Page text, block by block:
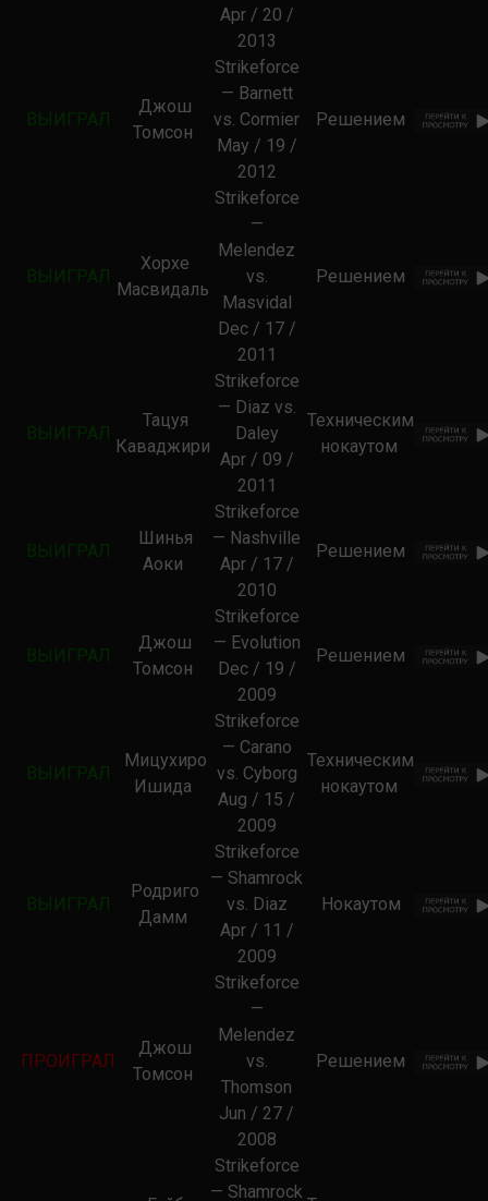
Apr / 20 /
2013
ВЫИГРАЛ
Джош
Томсон
Strikeforce
— Barnett
vs. Cormier
May / 19 /
2012
Решением
ВЫИГРАЛ
Хорхе
Масвидаль
Strikeforce
—
Melendez
vs.
Masvidal
Dec / 17 /
2011
Решением
ВЫИГРАЛ
Тацуя
Каваджири
Strikeforce
— Diaz vs.
Daley
Apr / 09 /
2011
Техническим
нокаутом
ВЫИГРАЛ
Шинья
Аоки
Strikeforce
— Nashville
Apr / 17 /
2010
Решением
ВЫИГРАЛ
Джош
Томсон
Strikeforce
— Evolution
Dec / 19 /
2009
Решением
ВЫИГРАЛ
Мицухиро
Ишида
Strikeforce
— Carano
vs. Cyborg
Aug / 15 /
2009
Техническим
нокаутом
ВЫИГРАЛ
Родриго
Дамм
Strikeforce
— Shamrock
vs. Diaz
Apr / 11 /
2009
Нокаутом
ПРОИГРАЛ
Джош
Томсон
Strikeforce
—
Melendez
vs.
Thomson
Jun / 27 /
2008
Решением
Strikeforce
— Shamrock